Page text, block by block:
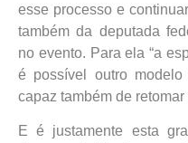
esse processo e
também da deputada
no evento. Para ela “a
é possível outro
capaz também de
E é justamente esta